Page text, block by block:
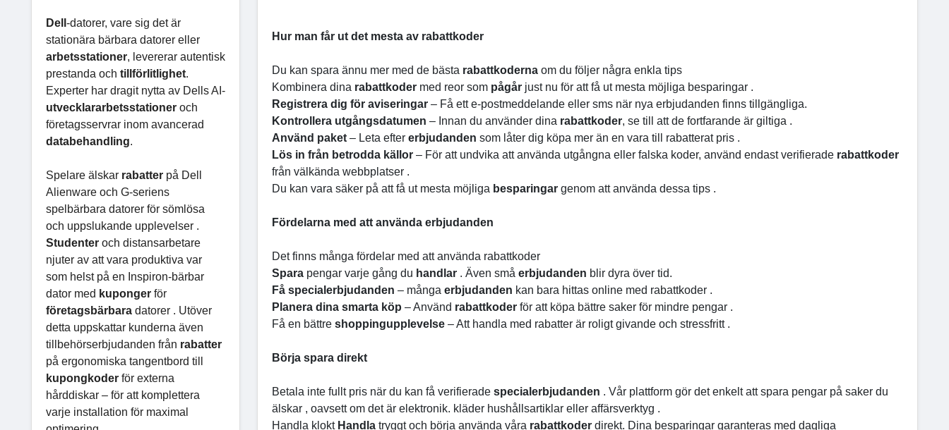
Dell -datorer, vare sig det är
stationära bärbara datorer eller
arbetsstationer, levererar autentisk
prestanda och tillförlitlighet.
Experter har dragit nytta av Dells AI-
utvecklararbetsstationer och
företagsservrar inom avancerad
databehandling.
Spelare älskar rabatter på Dell
Alienware och G-seriens
spelbärbara datorer för sömlösa
och uppslukande upplevelser .
Studenter och distansarbetare
njuter av att vara produktiva var
som helst på en Inspiron-bärbar
dator med kuponger för
företagsbärbara datorer . Utöver
detta uppskattar kunderna även
tillbehörserbjudanden från rabatter
på ergonomiska tangentbord till
kupongkoder för externa
hårddiskar – för att komplettera
varje installation för maximal
Hur man får ut det mesta av rabattkoder
Du kan spara ännu mer med de bästa rabattkoderna om du följer några enkla tips
Kombinera dina rabattkoder med reor som pågår just nu för att få ut mesta möjliga besparingar .
Registrera dig för aviseringar – Få ett e-postmeddelande eller sms när nya erbjudanden finns tillgängliga.
Kontrollera utgångsdatumen – Innan du använder dina rabattkoder, se till att de fortfarande är giltiga .
Använd paket – Leta efter erbjudanden som låter dig köpa mer än en vara till rabatterat pris .
Lös in från betrodda källor – För att undvika att använda utgångna eller falska koder, använd endast verifierade rabattkoder
från välkända webbplatser .
Du kan vara säker på att få ut mesta möjliga besparingar genom att använda dessa tips .
Fördelarna med att använda erbjudanden
Det finns många fördelar med att använda rabattkoder
Spara pengar varje gång du handlar . Även små erbjudanden blir dyra över tid.
Få specialerbjudanden – många erbjudanden kan bara hittas online med rabattkoder .
Planera dina smarta köp – Använd rabattkoder för att köpa bättre saker för mindre pengar .
Få en bättre shoppingupplevelse – Att handla med rabatter är roligt givande och stressfritt .
Börja spara direkt
Betala inte fullt pris när du kan få verifierade specialerbjudanden . Vår plattform gör det enkelt att spara pengar på saker du
älskar , oavsett om det är elektronik. kläder hushållsartiklar eller affärsverktyg .
Handla klokt Handla tryggt och börja använda våra rabattkoder direkt. Dina besparingar garanteras med dagliga